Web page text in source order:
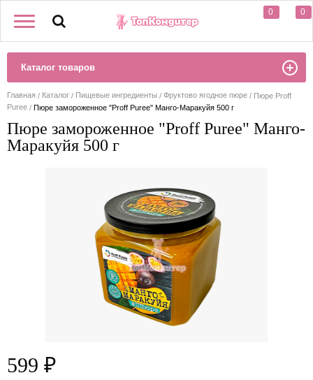
0 0
Каталог товаров
Главная Каталог Пищевые ингредиенты Фруктово ягодное пюре
Пюре Proff
Puree
Пюре замороженное "Proff Puree" Манго-Маракуйя 500 г
Пюре замороженное "Proff Puree" Манго-
Маракуйя 500 г
599 ₽